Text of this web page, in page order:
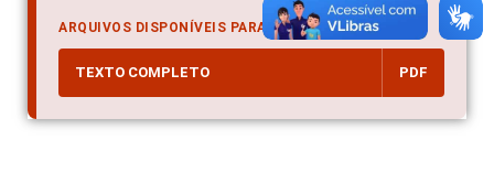
ARQUIVOS DISPONÍVEIS PARA DOWNLOAD
TEXTO COMPLETO PDF